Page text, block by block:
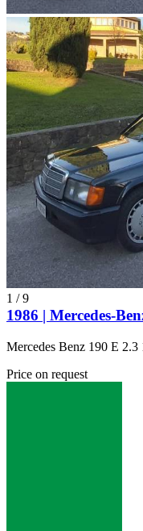
1 /9
1986 | Mercedes-
Mercedes Benz 190 E 2.3
Price on request